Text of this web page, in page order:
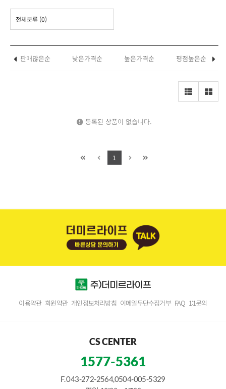
전체분류 (0)
판매많은순 낮은가격순 높은가격순 평점높은순
등록된 상품이 없습니다.
1
이용약관 회원약관 개인정보처리방침 이메일무단수집거부 FAQ 1:1문의
CS CENTER
1577-5361
F. 043-272-2564,0504-005-5329